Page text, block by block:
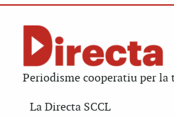
Periodisme cooperatiu per la
La Directa SCCL